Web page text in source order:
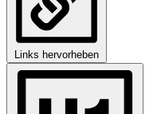
Links hervorheben